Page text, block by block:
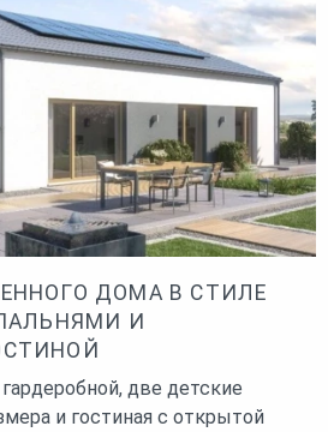
ДОМА В СТИЛЕ
И
две детские
и гостиная с открытой